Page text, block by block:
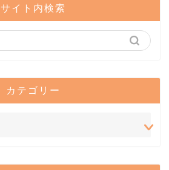
サイト内検索
カテゴリー